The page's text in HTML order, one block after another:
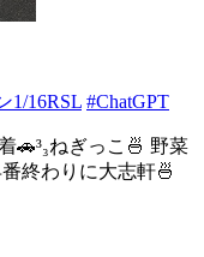
1/16RSL #ChatGPT
🚗³₃ねぎっこ🍜 野菜
終わりに大志軒🍜